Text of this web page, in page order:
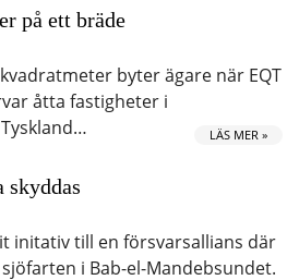
på ett bräde
byter ägare när EQT
åtta fastigheter i
LÄS MER »
skyddas
initativ till en försvarsallians där
i Bab-el-Mandebsundet.